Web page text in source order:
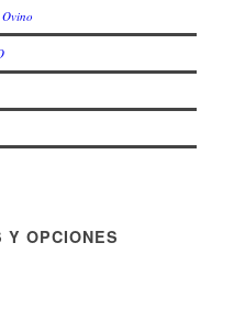
Y OPCIONES